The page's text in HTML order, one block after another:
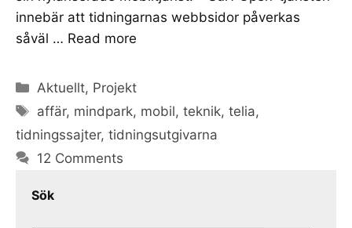
innebär att tidningarnas webbsidor påverkas
såväl … Read more
Categories
Aktuellt, Projekt
Tags
affär, mindpark, mobil,teknik,telia,
tidningssajter, tidningsutgivarna
12 Comments
Sök